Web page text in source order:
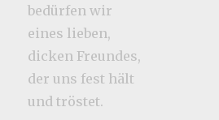
bedürfen wir
eines lieben,
dicken Freundes,
der uns fest hält
und tröstet.